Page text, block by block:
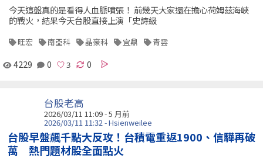
今天這盤真的是看得人血脈噴張！ 前幾天大家還在擔心荷姆茲海峽
的戰火，結果今天台股直接上演「史詩級
旺宏 南亞科 晶豪科 宜鼎 青雲
4229 0 0
台股老高
2026/03/11 11:09 - 5 月前
2026/03/11 11:32 - Hsienweilee
台股早盤飆千點大反攻！台積電重返1900、信驊再破
萬 熱門題材股全面點火